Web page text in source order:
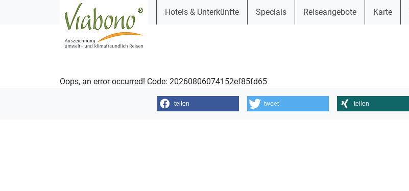
Hotels & Unterkünfte Specials Reiseangebote Karte
Oops, an error occurred! Code: 20260806074152ef85fd65
teilen tweet teilen